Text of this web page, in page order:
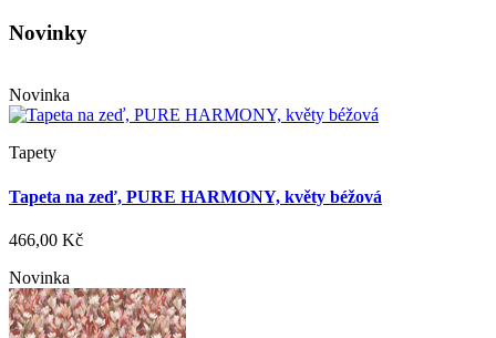
Novinky
Novinka
Tapety
Tapeta na zeď, PURE HARMONY, květy béžová
466,00 Kč
Novinka